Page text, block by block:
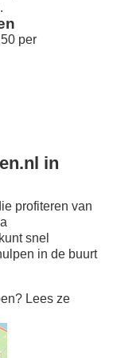
per
in
profiteren van
snel
in de buurt
Lees ze